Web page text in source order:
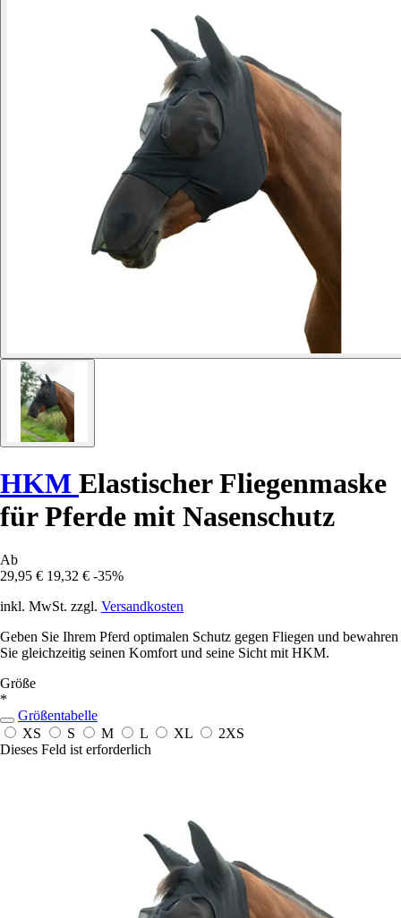
HKM Elastischer Fliegenmaske
für Pferde mit Nasenschutz
Ab
29,95 € 19,32 € -35%
inkl. MwSt. zzgl. Versandkosten
Geben Sie Ihrem Pferd optimalen Schutz gegen Fliegen und bewahren
Sie gleichzeitig seinen Komfort und seine Sicht mit HKM.
Größe
*
Größentabelle
XS
S M L XL
2XS
Dieses Feld ist erforderlich